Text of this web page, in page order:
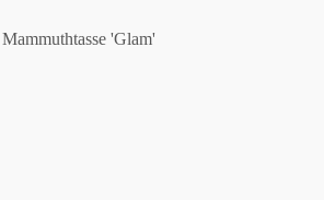
Mammuthtasse 'Glam'